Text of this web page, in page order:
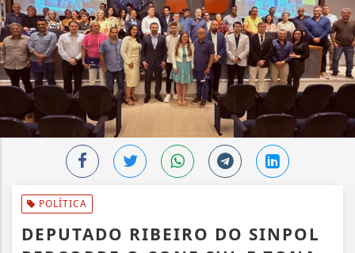
POLÍTICA
DEPUTADO RIBEIRO DO SINPOL